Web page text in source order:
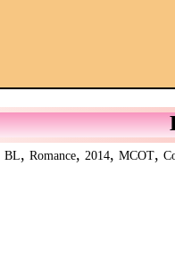
BL, Romance, 2014, MCOT,